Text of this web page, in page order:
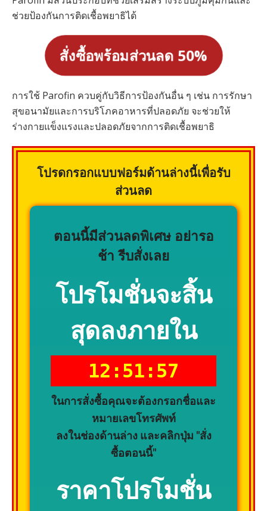
ช่วยป้องกันการติดเชื้อพยาธิได้
สั่งซื้อพร้อมส่วนลด 50%
การใช้ Parofin ควบคู่กับวิธีการป้องกันอื่น ๆ เช่น การรักษา
สุขอนามัยและการบริโภคอาหารที่ปลอดภัย จะช่วยให้
ร่างกายแข็งแรงและปลอดภัยจากการติดเชื้อพยาธิ
โปรดกรอกแบบฟอร์มด้านล่างนี้เพื่อรับ
ส่วนลด
ตอนนี้มีส่วนลดพิเศษ อย่ารอ
ช้า รีบสั่งเลย
โปรโมชั่นจะสิ้น
สุดลงภายใน
12:51:56
ในการสั่งซื้อคุณจะต้องกรอกชื่อและ
หมายเลขโทรศัพท์
ลงในช่องด้านล่าง และคลิกปุ่ม "สั่ง
ซื้อตอนนี้"
ราคาโปรโมชั่น